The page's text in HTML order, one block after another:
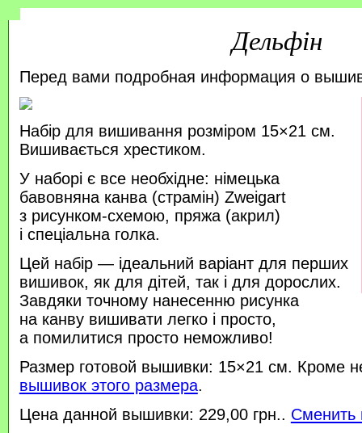
Дельфін
Перед вами подробная информация о
Набір для вишивання розміром 15×21 см.
Вишивається хрестиком.
У наборі є все необхідне: німецька
бавовняна канва (страмін) Zweigart
з рисунком-схемою, пряжа (акрил)
і спеціальна голка.
Цей набір — ідеальний варіант для перших
вишивок, як для дітей, так і для дорослих.
Завдяки точному нанесенню рисунка
на канву вишивати легко і просто,
а помилитися просто неможливо!
Размер готовой вышивки: 15×21 см. Кроме
вышивок этого размера.
Цена данной вышивки: 229,00 грн.. Сменить